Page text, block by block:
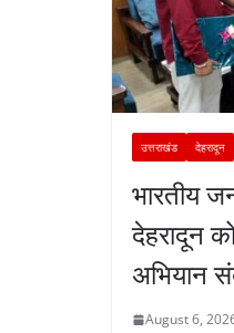
उत्तराखंड देहरादून
भारतीय
देहरादून
अभियान
August 6,